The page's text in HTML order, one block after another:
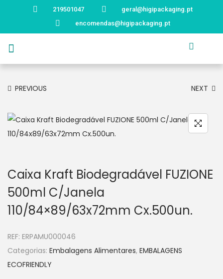
219501047
geral@higipackaging.pt
encomendas@higipackaging.pt
PREVIOUS NEXT
Caixa Kraft Biodegradável FUZIONE
500ml C/Janela
110/84×89/63x72mm Cx.500un.
REF: ERPAMU000046
Categorias: Embalagens Alimentares, EMBALAGENS
ECOFRIENDLY